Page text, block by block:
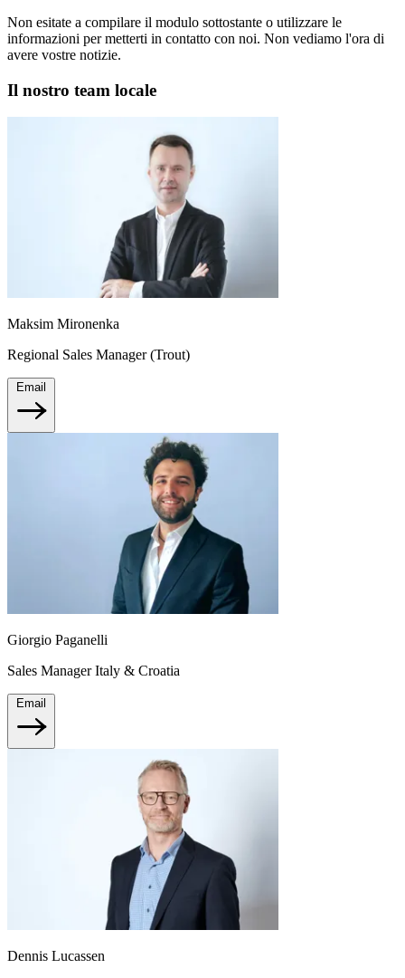
Non esitate a compilare il modulo sottostante o utilizzare le
informazioni per metterti in contatto con noi. Non vediamo l'ora di
avere vostre notizie.
Il nostro team locale
Maksim Mironenka
Regional Sales Manager (Trout)
Email
Giorgio Paganelli
Sales Manager Italy & Croatia
Email
Dennis Lucassen